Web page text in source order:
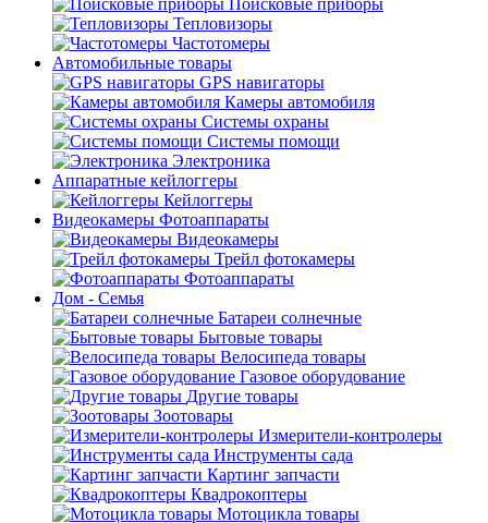
Поисковые приборы
Тепловизоры
Частотомеры
Автомобильные товары
GPS навигаторы
Камеры автомобиля
Системы охраны
Системы помощи
Электроника
Аппаратные кейлоггеры
Кейлоггеры
Видеокамеры Фотоаппараты
Видеокамеры
Трейл фотокамеры
Фотоаппараты
Дом - Семья
Батареи солнечные
Бытовые товары
Велосипеда товары
Газовое оборудование
Другие товары
Зоотовары
Измерители-контролеры
Инструменты сада
Картинг запчасти
Квадрокоптеры
Мотоцикла товары